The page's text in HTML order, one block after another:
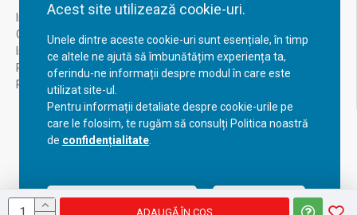
Acest site utilizează cookie-uri.
Unele dintre aceste cookie-uri sunt esențiale, în timp
ce altele ne ajută să îmbunătățim experiența ta,
oferindu-ne informații despre modul în care este
utilizat site-ul.
Pentru informații detaliate despre cookie-urile pe
care le folosim, te rugăm să consulți Politica noastră
de confidențialitate
Acceptă setările curente Configurează
ADAUGĂ ÎN COŞ
Inregistrare
Contul meu
Istoric comenzi
Recuperare parola
Returnare produs